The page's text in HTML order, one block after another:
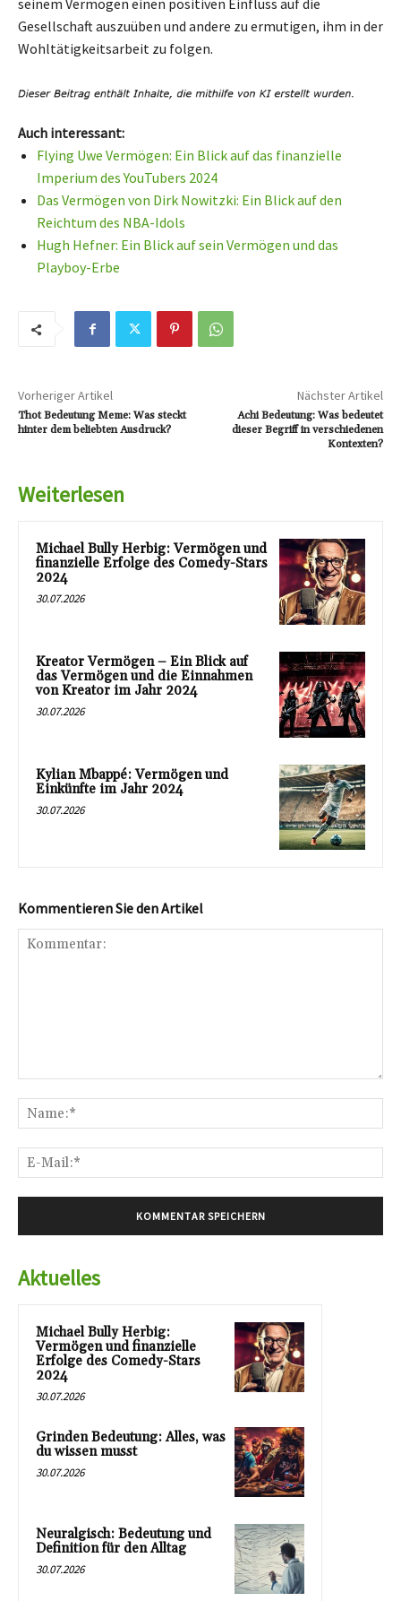
Gesellschaft auszuüben und andere zu ermutigen, ihm in der
Wohltätigkeitsarbeit zu folgen.
Auch interessant:
Flying Uwe Vermögen: Ein Blick auf das finanzielle
Imperium des YouTubers 2024
Das Vermögen von Dirk Nowitzki: Ein Blick auf den
Reichtum des NBA-Idols
Hugh Hefner: Ein Blick auf sein Vermögen und das
Playboy-Erbe
Vorheriger Artikel
Thot Bedeutung Meme: Was steckt
hinter dem beliebten Ausdruck?
Nächster Artikel
Achi Bedeutung: Was bedeutet
dieser Begriff in verschiedenen
Kontexten?
Weiterlesen
Michael Bully Herbig: Vermögen und
finanzielle Erfolge des Comedy-Stars
2024
30.07.2026
Kreator Vermögen – Ein Blick auf
das Vermögen und die Einnahmen
von Kreator im Jahr 2024
30.07.2026
Kylian Mbappé: Vermögen und
Einkünfte im Jahr 2024
30.07.2026
Kommentieren Sie den Artikel
Aktuelles
Michael Bully Herbig:
Vermögen und finanzielle
Erfolge des Comedy-Stars
2024
30.07.2026
Grinden Bedeutung: Alles, was
du wissen musst
30.07.2026
Neuralgisch: Bedeutung und
Definition für den Alltag
30.07.2026